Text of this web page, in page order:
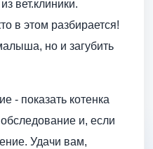
вет.клиники.
в этом разбирается!
но и загубить
- показать котенка
и, если
Удачи вам,